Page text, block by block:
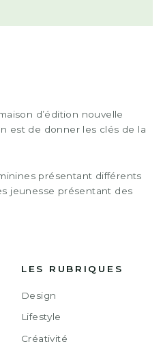
d’édition nouvelle
est de donner les clés de la
présentant différents
jeunesse présentant des
LES RUBRIQUES
Design
Lifestyle
Créativité